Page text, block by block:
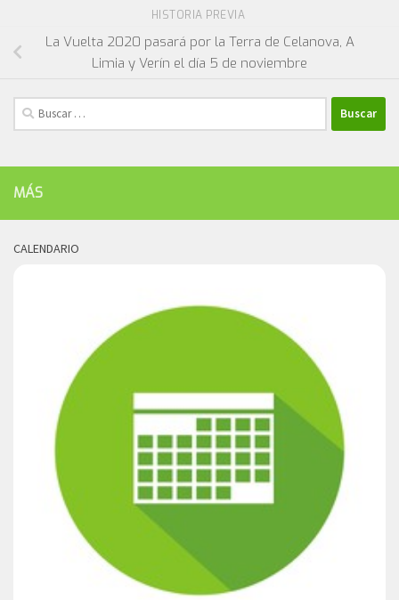
HISTORIA PREVIA
La Vuelta 2020 pasará por la Terra de Celanova, A
Limia y Verín el día 5 de noviembre
Buscar:
MÁS
CALENDARIO